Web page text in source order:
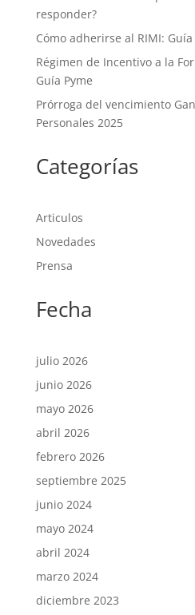
responder?
Cómo adherirse al RIMI: Guía
Régimen de Incentivo a la
Guía Pyme
Prórroga del vencimiento
Personales 2025
Categorías
Articulos
Novedades
Prensa
Fecha
julio 2026
junio 2026
mayo 2026
abril 2026
febrero 2026
septiembre 2025
junio 2024
mayo 2024
abril 2024
marzo 2024
diciembre 2023